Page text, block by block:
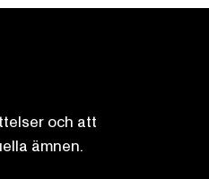
och att
ämnen.